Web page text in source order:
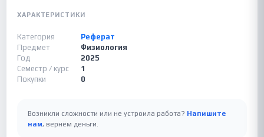
ХАРАКТЕРИСТИКИ
Категория
Реферат
Предмет
Физиология
Год
2025
Семестр / курс
1
Покупки
0
Возникли сложности или не устроила работа? Напишите
нам, вернём деньги.